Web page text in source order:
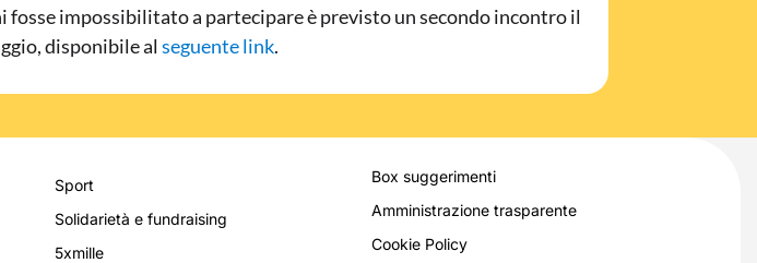
fosse impossibilitato a partecipare è previsto un secondo incontro il
disponibile al seguente link.
Sport
Solidarietà e fundraising
5xmille
Box suggerimenti
Amministrazione trasparente
Cookie Policy